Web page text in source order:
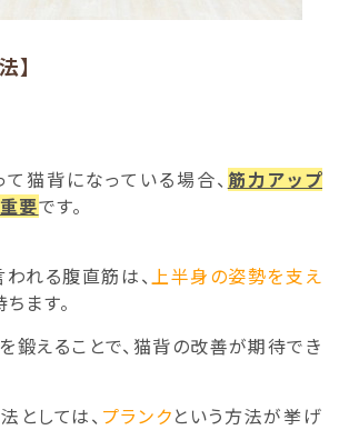
】
猫背になっている場合、 筋力アップ
要です。
われる腹直筋は、上半身の姿勢を支え
ちます。
鍛えることで、猫背の改善が期待でき
としては、 プランクという方法が挙げ